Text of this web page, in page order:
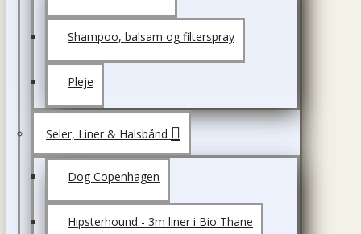
Shampoo, balsam og filterspray
Pleje
Seler, Liner & Halsbånd
Dog Copenhagen
Hipsterhound - 3m liner i Bio Thane